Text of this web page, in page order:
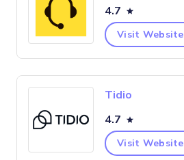
4.7
Visit Website
Tidio
4.7
Visit Website